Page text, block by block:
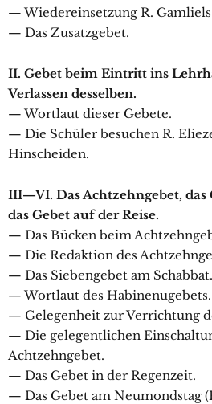
— Wiedereinsetzung R.
— Das Zusatzgebet.
II. Gebet beim Eintritt ins
Verlassen desselben.
— Wortlaut dieser Gebete.
— Die Schüler besuchen R.
Hinscheiden.
III—VI. Das Achtzehngebet, das
das Gebet auf der Reise.
— Das Bücken beim
— Die Redaktion des
— Das Siebengebet am Schabbat.
— Wortlaut des Habinenugebets.
— Gelegenheit zur Verrichtung
— Die gelegentlichen
Achtzehngebet.
— Das Gebet in der Regenzeit.
— Das Gebet am Neumondstag